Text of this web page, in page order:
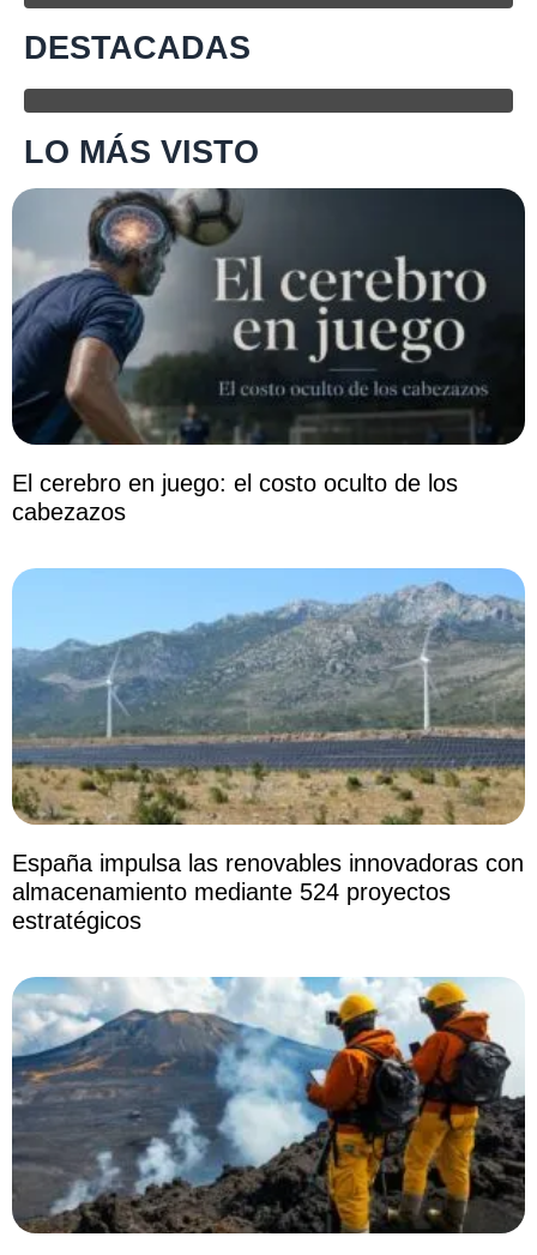
DESTACADAS
LO MÁS VISTO
El cerebro en juego: el costo oculto de los
cabezazos
España impulsa las renovables innovadoras con
almacenamiento mediante 524 proyectos
estratégicos